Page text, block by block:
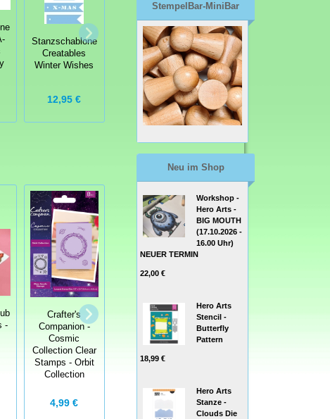
Stanzschablone
Creatables
Winter Wishes
12,95 €
Stanzschablone
XCut Large Dies
Stag
15,95 €
Stanzschablone
Creatables
filigrane Blumen
hip
8,95 €
-
Crafter's
Companion -
Cosmic
Collection Clear
Stamps - Orbit
Collection
4,99 €
Embossing
Folder By Tim
Holtz - 3D
Lumber
StempelBar
Stempelgummi
Invertiertes
14,25 €
StempelBar-MiniBar
Neu im Shop
Workshop -
Hero Arts -
BIG MOUTH
(17.10.2026 -
16.00 Uhr)
NEUER TERMIN
22,00 €
Hero Arts
Stencil -
Butterfly
Pattern
18,99 €
Hero Arts
Stanze -
Clouds Die